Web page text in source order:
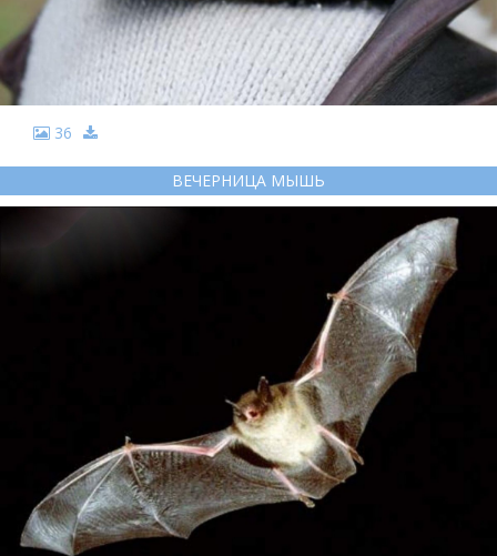
36
ВЕЧЕРНИЦА МЫШЬ